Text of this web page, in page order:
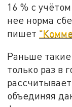
16 % с
нее норма
пишет
Раньше
только раз в
объединяя